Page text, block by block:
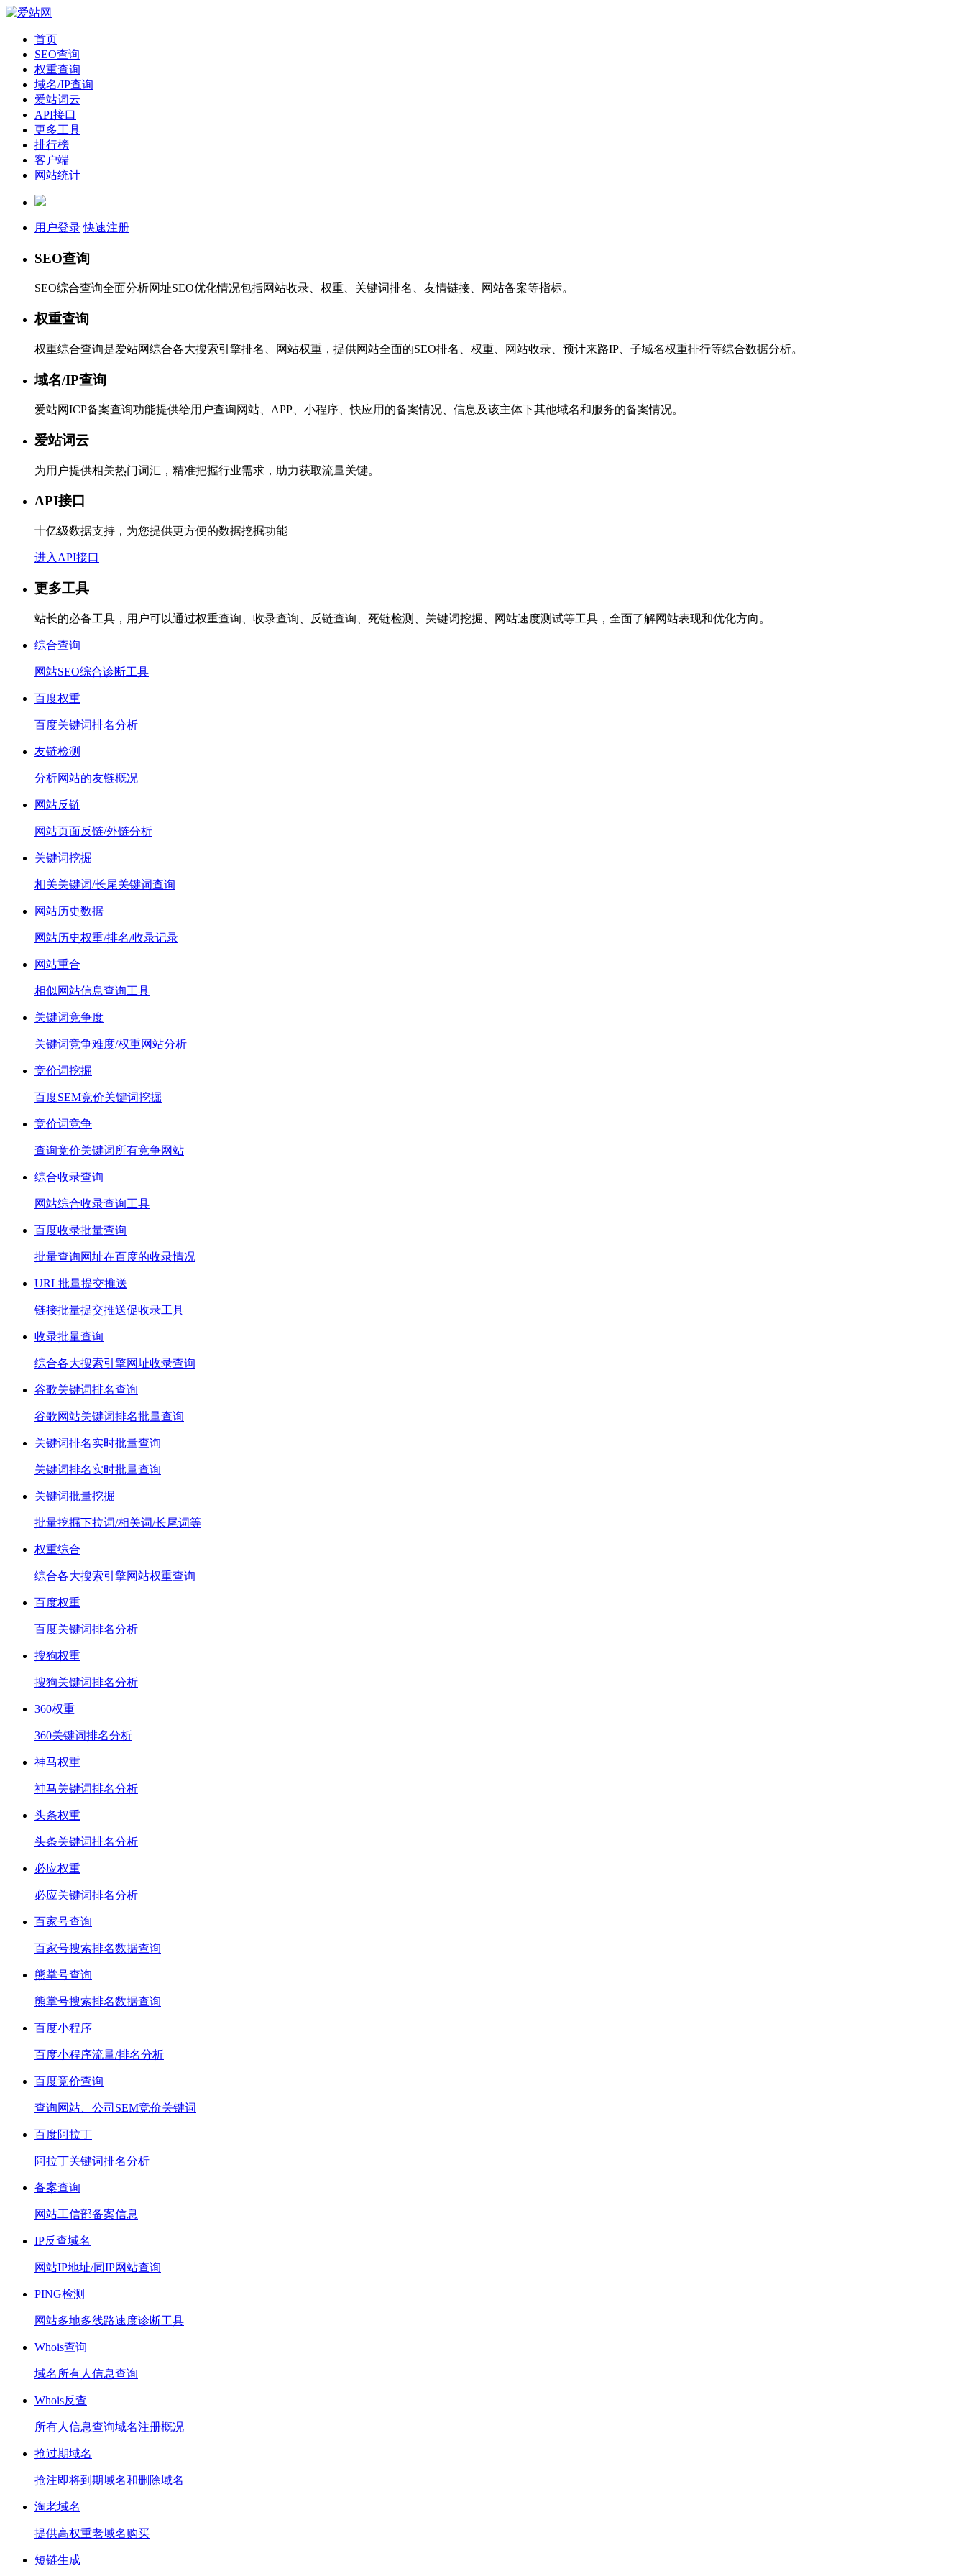
首页
SEO查询
权重查询
域名/IP查询
爱站词云
API接口
更多工具
排行榜
客户端
网站统计
用户登录 快速注册
SEO查询
SEO综合查询全面分析网址SEO优化情况包括网站收录、权重、关键词排名、友情链接、网站备案等指标。
权重查询
权重综合查询是爱站网综合各大搜索引擎排名、网站权重，提供网站全面的SEO排名、权重、网站收录、预计来路IP、子域名权重排行等综合数据分析。
域名/IP查询
爱站网ICP备案查询功能提供给用户查询网站、APP、小程序、快应用的备案情况、信息及该主体下其他域名和服务的备案情况。
爱站词云
为用户提供相关热门词汇，精准把握行业需求，助力获取流量关键。
API接口
十亿级数据支持，为您提供更方便的数据挖掘功能
进入API接口
更多工具
站长的必备工具，用户可以通过权重查询、收录查询、反链查询、死链检测、关键词挖掘、网站速度测试等工具，全面了解网站表现和优化方向。
综合查询
网站SEO综合诊断工具
百度权重
百度关键词排名分析
友链检测
分析网站的友链概况
网站反链
网站页面反链/外链分析
关键词挖掘
相关关键词/长尾关键词查询
网站历史数据
网站历史权重/排名/收录记录
网站重合
相似网站信息查询工具
关键词竞争度
关键词竞争难度/权重网站分析
竞价词挖掘
百度SEM竞价关键词挖掘
竞价词竞争
查询竞价关键词所有竞争网站
综合收录查询
网站综合收录查询工具
百度收录批量查询
批量查询网址在百度的收录情况
URL批量提交推送
链接批量提交推送促收录工具
收录批量查询
综合各大搜索引擎网址收录查询
谷歌关键词排名查询
谷歌网站关键词排名批量查询
关键词排名实时批量查询
关键词排名实时批量查询
关键词批量挖掘
批量挖掘下拉词/相关词/长尾词等
权重综合
综合各大搜索引擎网站权重查询
百度权重
百度关键词排名分析
搜狗权重
搜狗关键词排名分析
360权重
360关键词排名分析
神马权重
神马关键词排名分析
头条权重
头条关键词排名分析
必应权重
必应关键词排名分析
百家号查询
百家号搜索排名数据查询
熊掌号查询
熊掌号搜索排名数据查询
百度小程序
百度小程序流量/排名分析
百度竞价查询
查询网站、公司SEM竞价关键词
百度阿拉丁
阿拉丁关键词排名分析
备案查询
网站工信部备案信息
IP反查域名
网站IP地址/同IP网站查询
PING检测
网站多地多线路速度诊断工具
Whois查询
域名所有人信息查询
Whois反查
所有人信息查询域名注册概况
抢过期域名
抢注即将到期域名和删除域名
淘老域名
提供高权重老域名购买
短链生成